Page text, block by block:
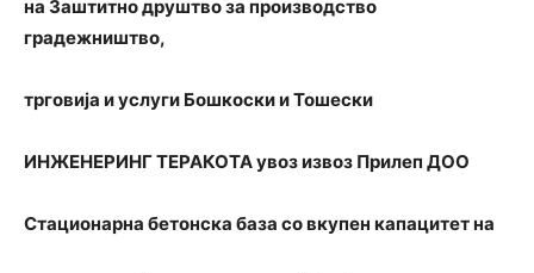
на Заштитно друштво за производство
градежништво,
трговија и услуги Бошкоски и Тошески
ИНЖЕНЕРИНГ ТЕРАКОТА увоз извоз Прилеп ДОО
Стационарна бетонска база со вкупен капацитет на